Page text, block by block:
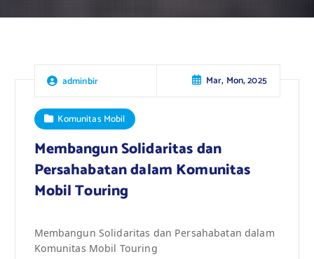
adminbir Mar, Mon, 2025
Komunitas Mobil
Membangun Solidaritas dan
Persahabatan dalam Komunitas
Mobil Touring
Membangun Solidaritas dan Persahabatan dalam
Komunitas Mobil Touring